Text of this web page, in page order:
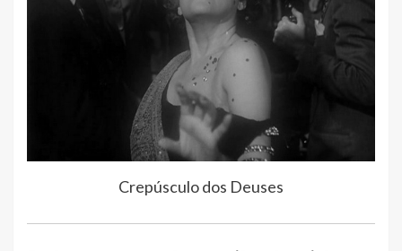
Crepúsculo dos Deuses